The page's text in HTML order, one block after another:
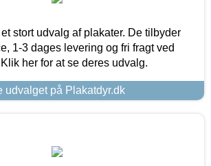
stort udvalg af plakater. De tilbyder
1-3 dages levering og fri fragt ved
her for at se deres udvalg.
udvalget på Plakatdyr.dk